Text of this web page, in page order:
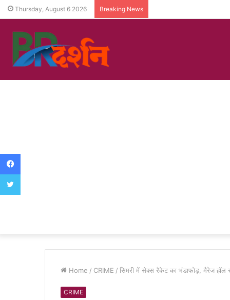
Thursday, August 6 2026 Breaking News
Home / CRIME / सिमरी में सेक्स रैकेट का भंडाफोड़, मैरेज हॉल
CRIME